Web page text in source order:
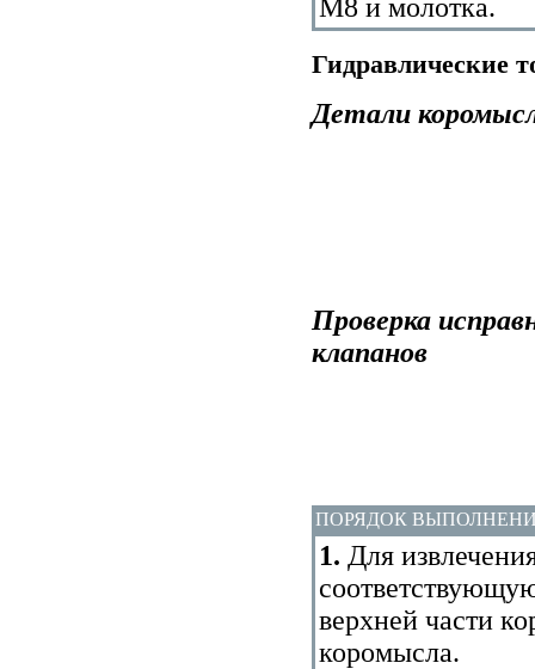
М8 и молотка.
Гидравлические
Детали
Проверка
клапанов
ПОРЯДОК
1. Для
верхней части
коромысла.